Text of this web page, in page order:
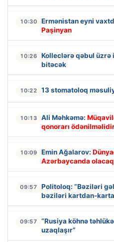
10:30 Ermənistan eyni
Paşinyan
10:26
Kolleclərə qəbul
bitəcək
10:22 13 stomatoloq
10:13 Ali Məhkəmə:
qonorarı
10:09 Emin Ağalarov:
Azərbaycanda olacaq
09:57
Politoloq: “Bəziləri
bəziləri kartdan-
09:57
“Rusiya köhnə
uzaqlaşır”